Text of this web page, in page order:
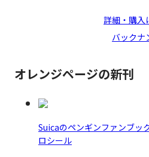
詳細・購入
バックナ
オレンジページの新刊
Suicaのペンギンファンブッ
ロシール